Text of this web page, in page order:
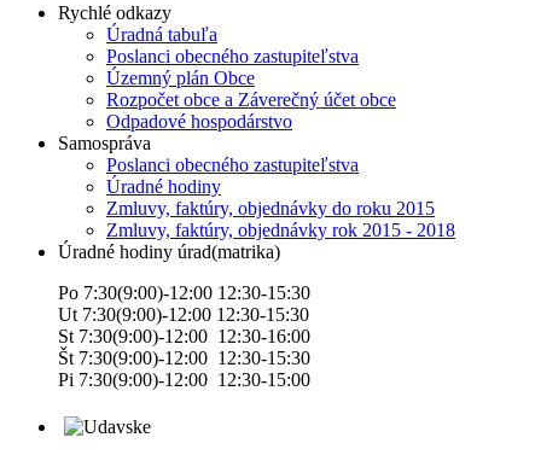
Rychlé odkazy
Úradná tabuľa
Poslanci obecného zastupiteľstva
Územný plán Obce
Rozpočet obce a Záverečný účet obce
Odpadové hospodárstvo
Samospráva
Poslanci obecného zastupiteľstva
Úradné hodiny
Zmluvy, faktúry, objednávky do roku 2015
Zmluvy, faktúry, objednávky rok 2015 - 2018
Úradné hodiny úrad(matrika)
Po 7:30(9:00)-12:00 12:30-15:30
Ut 7:30(9:00)-12:00 12:30-15:30
St 7:30(9:00)-12:00 12:30-16:00
Št 7:30(9:00)-12:00 12:30-15:30
Pi 7:30(9:00)-12:00 12:30-15:00